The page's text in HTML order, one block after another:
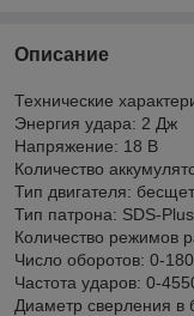
Описание
Технические
Энергия удара: 2 Дж
Напряжение: 18 В
Количество
Тип двигателя:
Тип патрона: SDS-Plus
Количество режимов
Число оборотов: 0-
Частота ударов: 0-
Диаметр сверления в